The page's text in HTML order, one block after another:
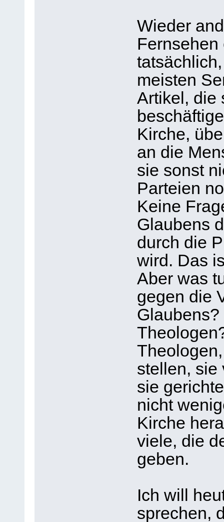
Wieder
Fernsehen
meisten
Artikel, die
Kirche,
an die
sie sonst
Parteien
Keine
Glaubens
durch die
wird. Das
Aber was
gegen die
stellen, sie
sie
nicht
Kirche
viele, die
geben.
Ich will
sprechen,